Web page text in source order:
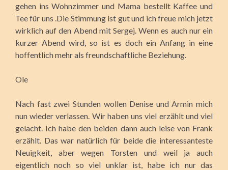
gehen ins Wohnzimmer und Mama bestellt Kaffee und
Tee für uns .Die Stimmung ist gut und ich freue mich jetzt
wirklich auf den Abend mit Sergej. Wenn es auch nur ein
kurzer Abend wird, so ist es doch ein Anfang in eine
hoffentlich mehr als freundschaftliche Beziehung.
Ole
Nach fast zwei Stunden wollen Denise und Armin mich
nun wieder verlassen. Wir haben uns viel erzählt und viel
gelacht. Ich habe den beiden dann auch leise von Frank
erzählt. Das war natürlich für beide die interessanteste
Neuigkeit, aber wegen Torsten und weil ja auch
eigentlich noch so viel unklar ist, habe ich nur das